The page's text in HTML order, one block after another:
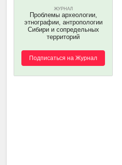
ЖУРНАЛ
Проблемы археологии,
этнографии, антропологии
Сибири и сопредельных
территорий
Подписаться на Журнал